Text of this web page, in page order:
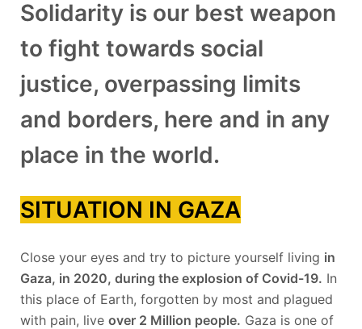
Solidarity is our best weapon
to fight towards social
justice, overpassing limits
and borders, here and in any
place in the world.
SITUATION IN GAZA
Close your eyes and try to picture yourself living in
Gaza, in 2020, during the explosion of Covid-19. In
this place of Earth, forgotten by most and plagued
with pain, live over 2 Million people. Gaza is one of